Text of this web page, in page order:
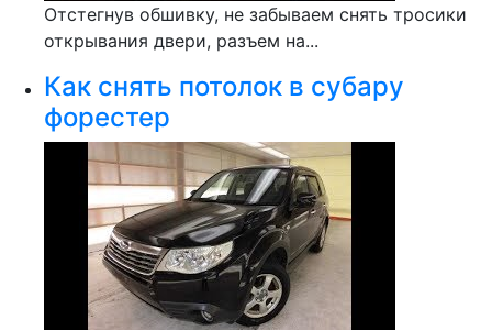
Отстегнув обшивку, не забываем снять тросики
открывания двери, разъем на...
Как снять потолок в субару
форестер